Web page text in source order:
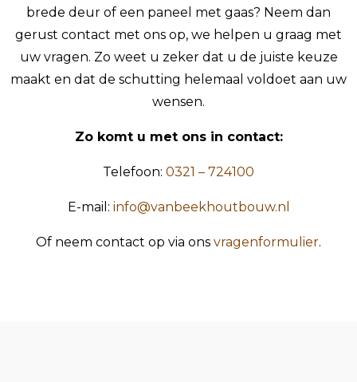
brede deur of een paneel met gaas? Neem dan
gerust contact met ons op, we helpen u graag met
uw vragen. Zo weet u zeker dat u de juiste keuze
maakt en dat de schutting helemaal voldoet aan uw
wensen.
Zo komt u met ons in contact:
Telefoon: 0321 – 724100
E-mail: info@vanbeekhoutbouw.nl
Of neem contact op via ons vragenformulier.